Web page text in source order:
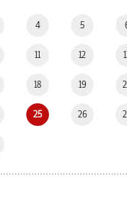
4 5
11 12
18 19
25 26